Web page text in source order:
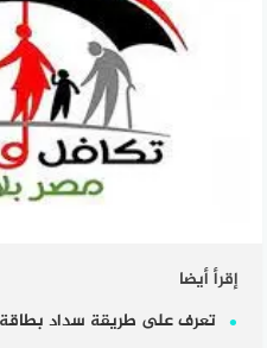
إقرأ أيضا
تعرف على طريقة سداد بطاقة